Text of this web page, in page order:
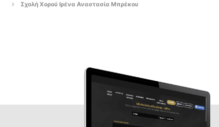
Σχολή Χορού Ιρένα Αναστασία Μπρέκου